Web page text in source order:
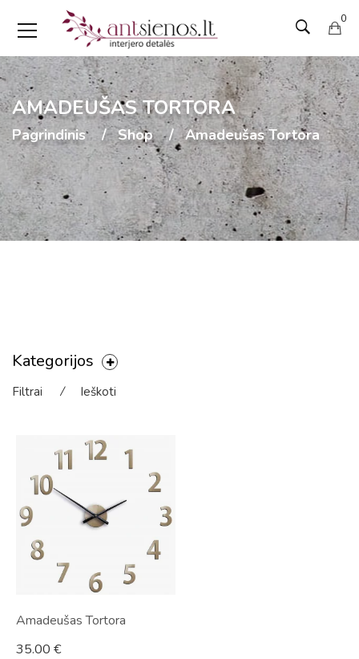
0
AMADEUŠAS TORTORA
Pagrindinis Shop Amadeušas Tortora
Kategorijos
Filtrai ⁄ Ieškoti
Amadeušas Tortora
35.00 €